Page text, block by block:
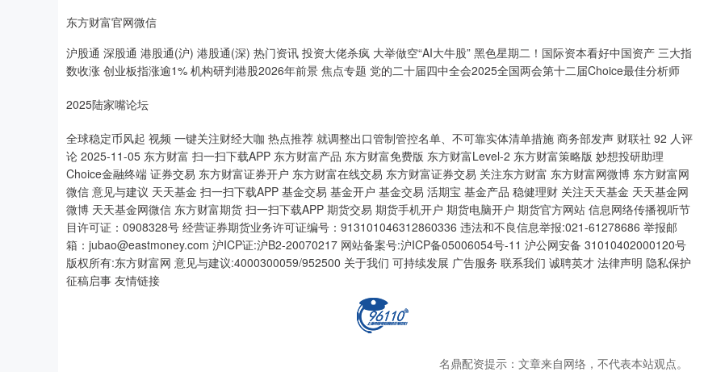
东方财富官网微信
沪股通 深股通 港股通(沪) 港股通(深) 热门资讯 投资大佬杀疯 大举做空“AI大牛股” 黑色星期二！国际资本看好中国资产 三大指
数收涨 创业板指涨逾1% 机构研判港股2026年前景 焦点专题 党的二十届四中全会2025全国两会第十二届Choice最佳分析师
2025陆家嘴论坛
全球稳定币风起 视频 一键关注财经大咖 热点推荐 就调整出口管制管控名单、不可靠实体清单措施 商务部发声 财联社 92 人评
论 2025-11-05 东方财富 扫一扫下载APP 东方财富产品 东方财富免费版 东方财富Level-2 东方财富策略版 妙想投研助理
Choice金融终端 证券交易 东方财富证券开户 东方财富在线交易 东方财富证券交易 关注东方财富 东方财富网微博 东方财富网
微信 意见与建议 天天基金 扫一扫下载APP 基金交易 基金开户 基金交易 活期宝 基金产品 稳健理财 关注天天基金 天天基金网
微博 天天基金网微信 东方财富期货 扫一扫下载APP 期货交易 期货手机开户 期货电脑开户 期货官方网站 信息网络传播视听节
目许可证：0908328号 经营证券期货业务许可证编号：913101046312860336 违法和不良信息举报:021-61278686 举报邮
箱：jubao@eastmoney.com 沪ICP证:沪B2-20070217 网站备案号:沪ICP备05006054号-11 沪公网安备 31010402000120号
版权所有:东方财富网 意见与建议:4000300059/952500 关于我们 可持续发展 广告服务 联系我们 诚聘英才 法律声明 隐私保护
征稿启事 友情链接
名鼎配资提示：文章来自网络，不代表本站观点。